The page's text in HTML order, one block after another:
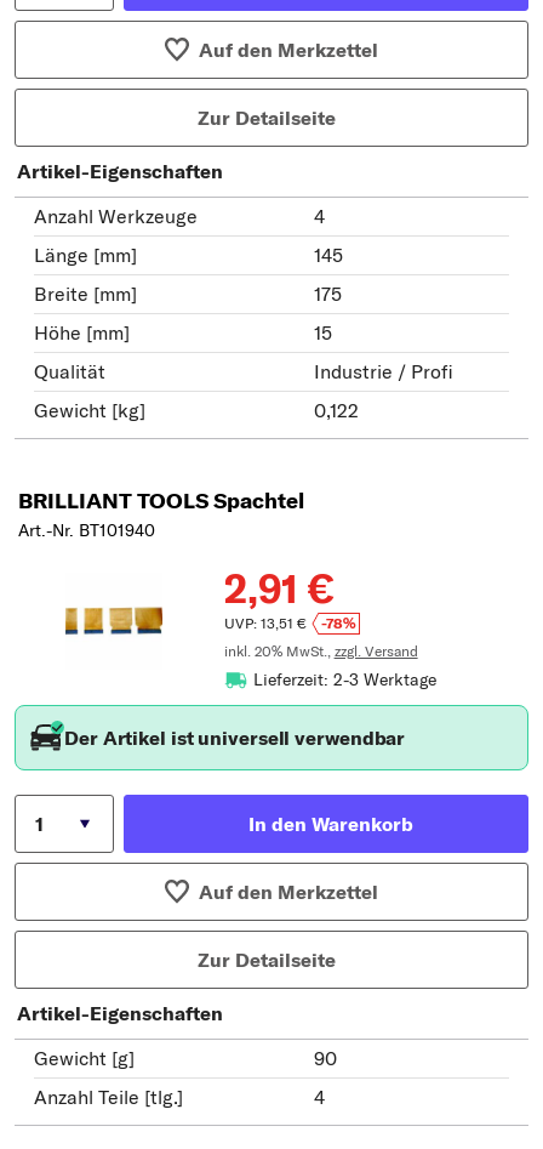
Auf den Merkzettel
Zur Detailseite
Artikel-Eigenschaften
Anzahl Werkzeuge
4
Länge [mm]
145
Breite [mm]
175
Höhe [mm]
15
Qualität
Industrie / Profi
Gewicht [kg]
0,122
BRILLIANT TOOLS Spachtel
Art.-Nr. BT101940
2,91 €
UVP: 13,51 €
-78%
inkl. 20% MwSt., zzgl. Versand
Lieferzeit: 2-3 Werktage
Der Artikel ist universell verwendbar
In den Warenkorb
Auf den Merkzettel
Zur Detailseite
Artikel-Eigenschaften
Gewicht [g]
90
Anzahl Teile [tlg.]
4